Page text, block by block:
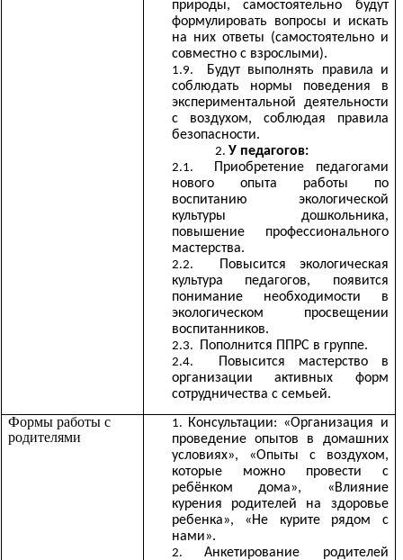
природы, самостоятельно будут
формулировать вопросы и искать
на них ответы (самостоятельно и
совместно с взрослыми).
Будут выполнять правила и
соблюдать нормы поведения в
экспериментальной деятельности
с воздухом, соблюдая правила
безопасности.
У педагогов:
Приобретение педагогами
нового опыта работы по
воспитанию экологической
культуры дошкольника,
повышение профессионального
мастерства.
Повысится экологическая
культура педагогов, появится
понимание необходимости в
экологическом просвещении
воспитанников.
Пополнится ППРС в группе.
Повысится мастерство в
организации активных форм
сотрудничества с семьей.
Формы работы с
родителями
Консультации: «Организация и
проведение опытов в домашних
условиях», «Опыты с воздухом,
которые можно провести с
ребёнком дома», «Влияние
курения родителей на здоровье
ребенка», «Не курите рядом с
нами».
Анкетирование родителей